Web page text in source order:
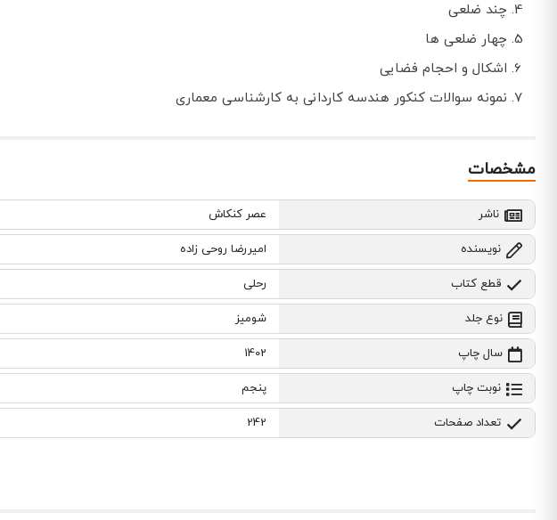
چند ضلعی
چهار ضلعی ها
اشکال و احجام فضایی
نمونه سوالات کنکور هندسه کاردانی به کارشناسی معماری
مشخصات
ناشر عصر کنکاش
نویسنده امیررضا روحی زاده
قطع کتاب رحلی
نوع جلد شومیز
سال چاپ 1402
نوبت چاپ پنجم
تعداد صفحات 242